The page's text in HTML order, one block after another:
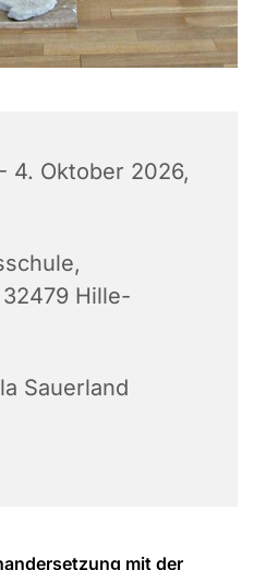
4. Oktober 2026,
Hille-
Sauerland
mit der